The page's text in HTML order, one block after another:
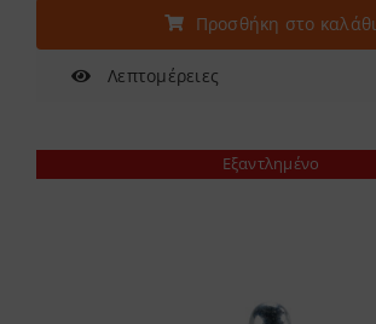
Προσθήκη στο καλάθι
Λεπτομέρειες
Εξαντλημένο